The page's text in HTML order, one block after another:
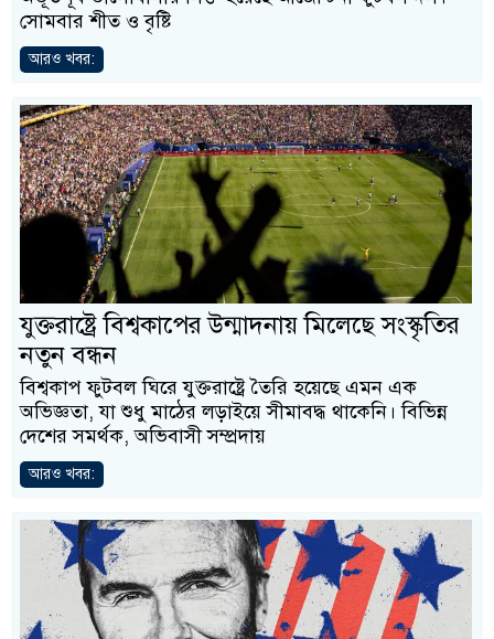
সোমবার শীত ও বৃষ্টি
আরও খবর:
যুক্তরাষ্ট্রে বিশ্বকাপের উন্মাদনায় মিলেছে সংস্কৃতির
নতুন বন্ধন
বিশ্বকাপ ফুটবল ঘিরে যুক্তরাষ্ট্রে তৈরি হয়েছে এমন এক
অভিজ্ঞতা, যা শুধু মাঠের লড়াইয়ে সীমাবদ্ধ থাকেনি। বিভিন্ন
দেশের সমর্থক, অভিবাসী সম্প্রদায়
আরও খবর: